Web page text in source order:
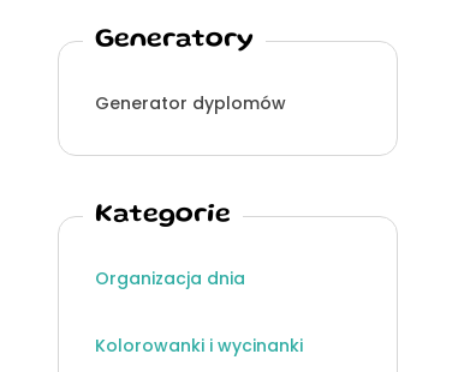
Generatory
Generator dyplomów
Kategorie
Organizacja dnia
Kolorowanki i wycinanki